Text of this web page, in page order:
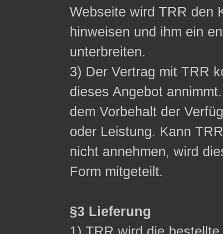
Webseite wird TRR den
hinweisen und ihm ein
unterbreiten.
3) Der Vertrag mit TRR
dieses Angebot
dem Vorbehalt der
oder Leistung. Kann
nicht annehmen, wird
Form mitgeteilt.
§3 Lieferung